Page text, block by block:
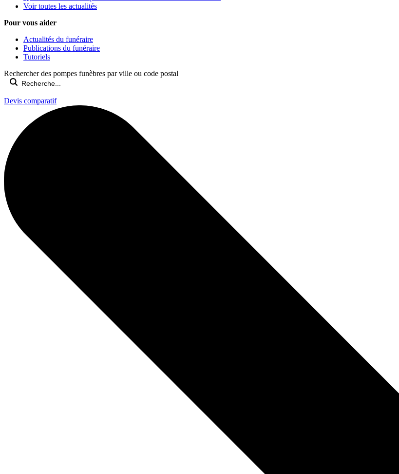
Voir toutes les actualités
Pour vous aider
Actualités du funéraire
Publications du funéraire
Tutoriels
Rechercher des pompes funèbres par ville ou code postal
Devis comparatif